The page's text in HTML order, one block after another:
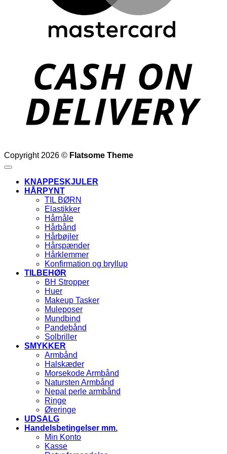
Copyright 2026 © Flatsome Theme
KNAPPESKJULER
HÅRPYNT
TIL BØRN
Elastikker
Hårnåle
Hårbånd
Hårbøjler
Hårspænder
Hårklemmer
Konfirmation og bryllup
TILBEHØR
BH Stropper
Huer
Makeup Tasker
Muleposer
Mundbind
Pandebånd
Solbriller
SMYKKER
Armbånd
Halskæder
Morsekode Armbånd
Natursten Armbånd
Nepal perle armbånd
Ringe
Øreringe
UDSALG
Handelsbetingelser mm.
Min Konto
Kasse